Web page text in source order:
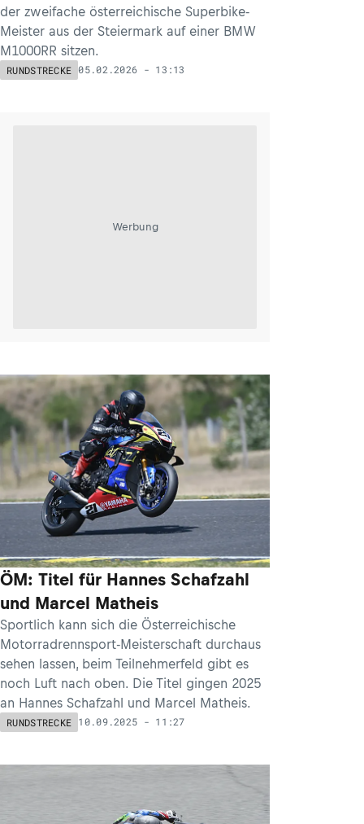
der zweifache österreichische Superbike-
Meister aus der Steiermark auf einer BMW
M1000RR sitzen.
RUNDSTRECKE 05.02.2026 - 13:13
Werbung
ÖM: Titel für Hannes Schafzahl
und Marcel Matheis
Sportlich kann sich die Österreichische
Motorradrennsport-Meisterschaft durchaus
sehen lassen, beim Teilnehmerfeld gibt es
noch Luft nach oben. Die Titel gingen 2025
an Hannes Schafzahl und Marcel Matheis.
RUNDSTRECKE 10.09.2025 - 11:27